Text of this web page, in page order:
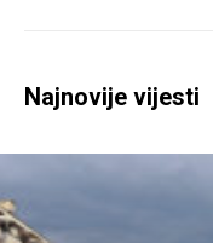
Najnovije vijesti